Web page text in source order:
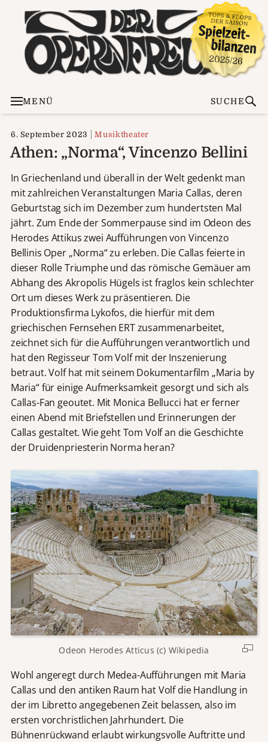
MENÜ SUCHE
6. September 2023 Musiktheater
Athen: „Norma“, Vincenzo Bellini
In Griechenland und überall in der Welt gedenkt man
mit zahlreichen Veranstaltungen Maria Callas, deren
Geburtstag sich im Dezember zum hundertsten Mal
jährt. Zum Ende der Sommerpause sind im Odeon des
Herodes Attikus zwei Aufführungen von Vincenzo
Bellinis Oper „Norma“ zu erleben. Die Callas feierte in
dieser Rolle Triumphe und das römische Gemäuer am
Abhang des Akropolis Hügels ist fraglos kein schlechter
Ort um dieses Werk zu präsentieren. Die
Produktionsfirma Lykofos, die hierfür mit dem
griechischen Fernsehen ERT zusammenarbeitet,
zeichnet sich für die Aufführungen verantwortlich und
hat den Regisseur Tom Volf mit der Inszenierung
betraut. Volf hat mit seinem Dokumentarfilm „Maria by
Maria“ für einige Aufmerksamkeit gesorgt und sich als
Callas-Fan geoutet. Mit Monica Bellucci hat er ferner
einen Abend mit Briefstellen und Erinnerungen der
Callas gestaltet. Wie geht Tom Volf an die Geschichte
der Druidenpriesterin Norma heran?
Odeon Herodes Atticus (c) Wikipedia
Wohl angeregt durch Medea-Aufführungen mit Maria
Callas und den antiken Raum hat Volf die Handlung in
der im Libretto angegebenen Zeit belassen, also im
ersten vorchristlichen Jahrhundert. Die
Bühnenrückwand erlaubt wirkungsvolle Auftritte und